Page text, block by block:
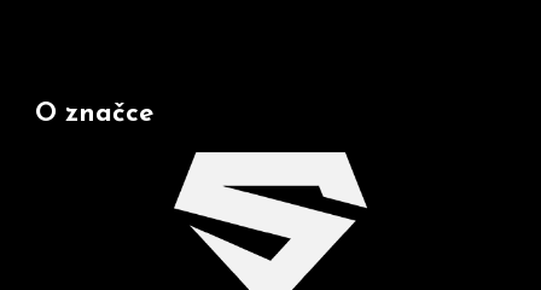
O značce